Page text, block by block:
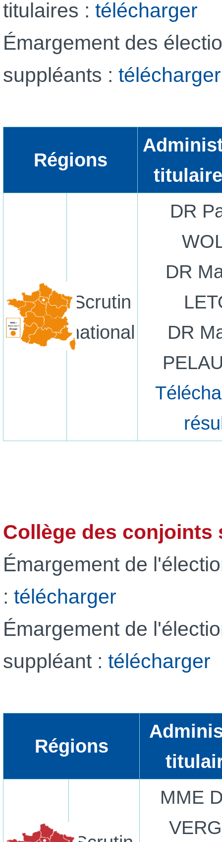
titulaires :télécharger
Émargement des
suppléants :télécharger
Régions
Scrutin
national
DR
DR
DR
Collège des
Émargement de
:télécharger
Émargement de
suppléant :télécharger
Régions
MME